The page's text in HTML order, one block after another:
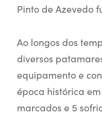
Pinto de Azevedo
Ao longos dos
diversos
equipamento e
época histórica
marcados e 5